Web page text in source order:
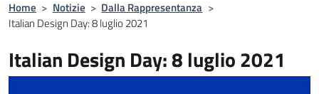
Home > Notizie > Dalla Rappresentanza >
Italian Design Day: 8 luglio 2021
Italian Design Day: 8 luglio 2021